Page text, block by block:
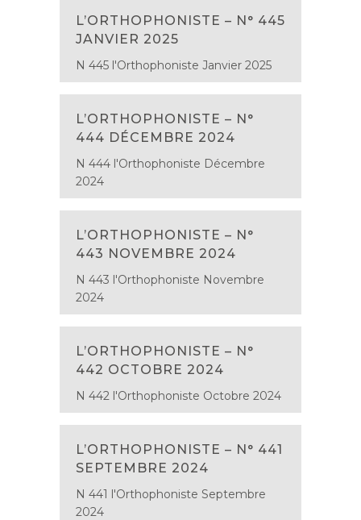
L’ORTHOPHONISTE – N° 445
JANVIER 2025
N 445 l'Orthophoniste Janvier 2025
L’ORTHOPHONISTE – N°
444 DÉCEMBRE 2024
N 444 l'Orthophoniste Décembre
2024
L’ORTHOPHONISTE – N°
443 NOVEMBRE 2024
N 443 l'Orthophoniste Novembre
2024
L’ORTHOPHONISTE – N°
442 OCTOBRE 2024
N 442 l'Orthophoniste Octobre 2024
L’ORTHOPHONISTE – N° 441
SEPTEMBRE 2024
N 441 l'Orthophoniste Septembre
2024